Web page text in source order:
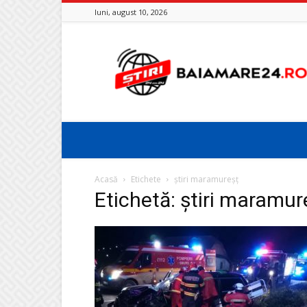
luni, august 10, 2026
Baia
Mare
24
Acasă Etichete știri maramureșț
Etichetă: știri